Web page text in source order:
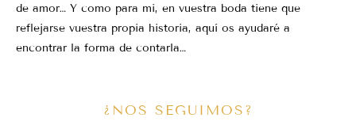
de amor… Y como para mi, en vuestra boda tiene que
reflejarse vuestra propia historia, aquí os ayudaré a
encontrar la forma de contarla…
¿NOS SEGUIMOS?